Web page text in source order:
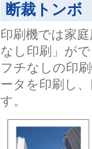
断裁トンボ
印刷機では家
なし印刷」が
フチなしの印
ータを印刷し
す。